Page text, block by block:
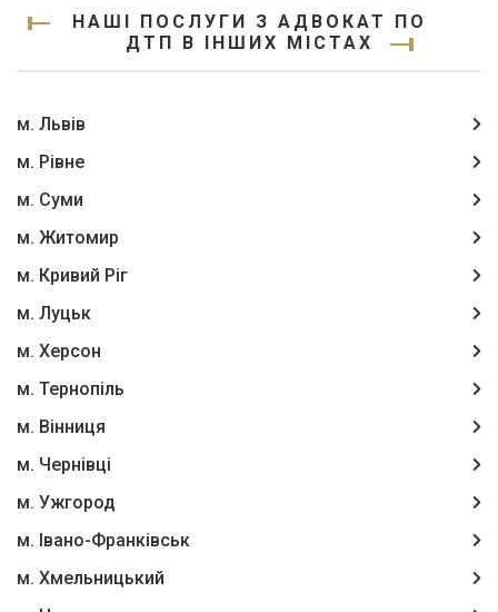
НАШІ ПОСЛУГИ З АДВОКАТ ПО
ДТП В ІНШИХ МІСТАХ
м. Львів
м. Рівне
м. Суми
м. Житомир
м. Кривий Ріг
м. Луцьк
м. Херсон
м. Тернопіль
м. Вінниця
м. Чернівці
м. Ужгород
м. Івано-Франківськ
м. Хмельницький